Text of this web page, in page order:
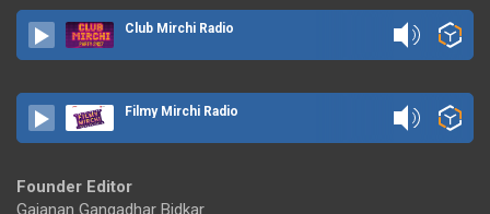
Club Mirchi Radio
Filmy Mirchi Radio
Founder Editor